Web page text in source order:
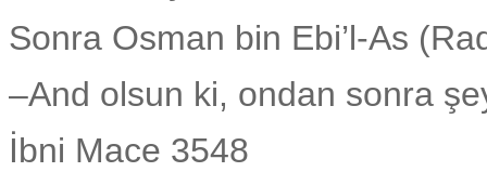
Sonra Osman bin Ebi’l-As
–And olsun ki, ondan sonra
İbni Mace 3548